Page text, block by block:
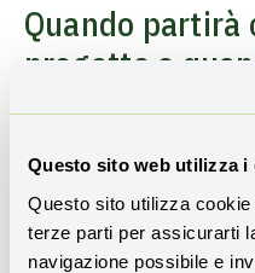
Questo sito web utilizza i
Questo sito utilizza
terze parti per assicurarti
navigazione possibile e
Quando
progetto e
“Green Tippinginizierà a
Sarà condotto da un
internazionale, presso il
dell’Università di
al reclutamento dei